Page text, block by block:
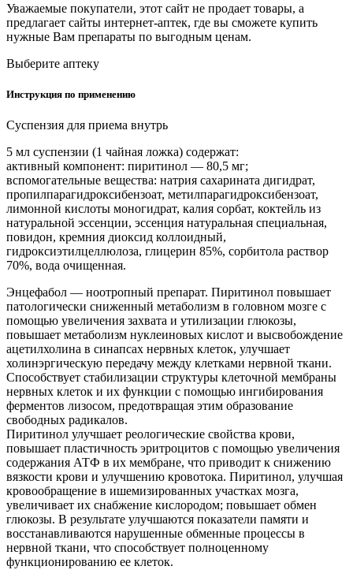
Уважаемые покупатели, этот сайт не продает товары, а
предлагает сайты интернет-аптек, где вы сможете купить
нужные Вам препараты по выгодным ценам.
Выберите аптеку
Инструкция по применению
Суспензия для приема внутрь
5 мл суспензии (1 чайная ложка) содержат:
активный компонент: пиритинол — 80,5 мг;
вспомогательные вещества: натрия сахарината дигидрат,
пропилпарагидроксибензоат, метилпарагидроксибензоат,
лимонной кислоты моногидрат, калия сорбат, коктейль из
натуральной эссенции, эссенция натуральная специальная,
повидон, кремния диоксид коллоидный,
гидроксиэтилцеллюлоза, глицерин 85%, сорбитола раствор
70%, вода очищенная.
Энцефабол — ноотропный препарат. Пиритинол повышает
патологически сниженный метаболизм в головном мозге с
помощью увеличения захвата и утилизации глюкозы,
повышает метаболизм нуклеиновых кислот и высвобождение
ацетилхолина в синапсах нервных клеток, улучшает
холинэргическую передачу между клетками нервной ткани.
Способствует стабилизации структуры клеточной мембраны
нервных клеток и их функции с помощью ингибирования
ферментов лизосом, предотвращая этим образование
свободных радикалов.
Пиритинол улучшает реологические свойства крови,
повышает пластичность эритроцитов с помощью увеличения
содержания АТФ в их мембране, что приводит к снижению
вязкости крови и улучшению кровотока. Пиритинол, улучшая
кровообращение в ишемизированных участках мозга,
увеличивает их снабжение кислородом; повышает обмен
глюкозы. В результате улучшаются показатели памяти и
восстанавливаются нарушенные обменные процессы в
нервной ткани, что способствует полноценному
функционированию ее клеток.